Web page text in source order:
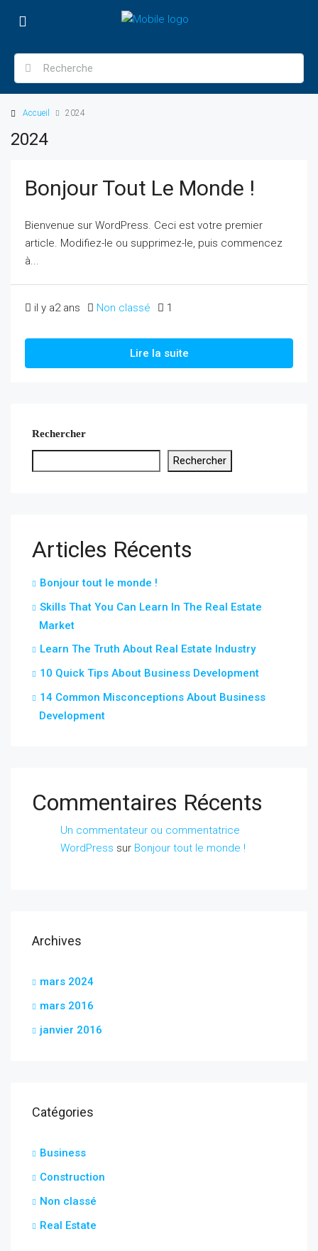
Accueil 2024
2024
Bonjour Tout Le Monde !
Bienvenue sur WordPress. Ceci est votre premier
article. Modifiez-le ou supprimez-le, puis commencez
à...
il y a2 ans Non classé 1
Lire la suite
Rechercher
Rechercher
Articles Récents
Bonjour tout le monde !
Skills That You Can Learn In The Real Estate
Market
Learn The Truth About Real Estate Industry
10 Quick Tips About Business Development
14 Common Misconceptions About Business
Development
Commentaires Récents
Un commentateur ou commentatrice
WordPress sur Bonjour tout le monde !
Archives
mars 2024
mars 2016
janvier 2016
Catégories
Business
Construction
Non classé
Real Estate